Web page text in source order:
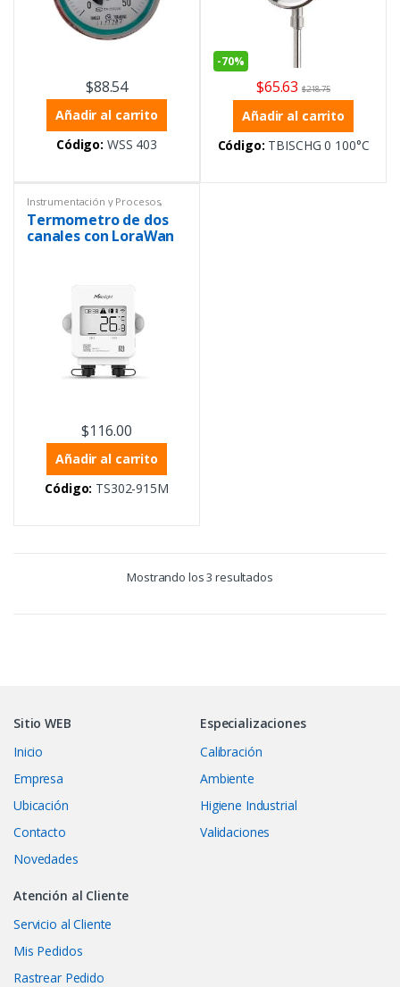
$88.54
Añadir al carrito
Código: WSS 403
-70%
$65.63 $218.75
Añadir al carrito
Código: TBISCHG 0 100°C
Instrumentación y Procesos,
Temperatura
Termómetros analógicos
Termometro de dos
canales con LoraWan
$116.00
Añadir al carrito
Código: TS302-915M
Mostrando los 3 resultados
Sitio WEB
Inicio
Empresa
Ubicación
Contacto
Novedades
Especializaciones
Calibración
Ambiente
Higiene Industrial
Validaciones
Atención al Cliente
Servicio al Cliente
Mis Pedidos
Rastrear Pedido